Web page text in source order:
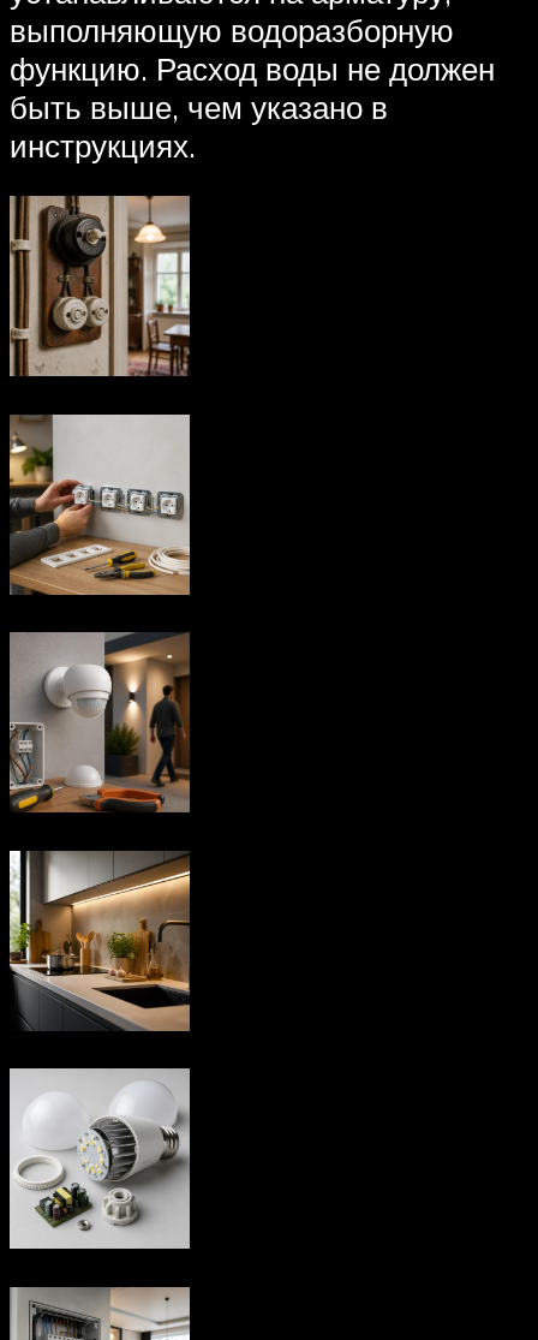
выполняющую водоразборную
функцию. Расход воды не должен
быть выше, чем указано в
инструкциях.